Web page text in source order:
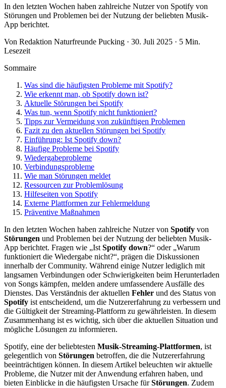
In den letzten Wochen haben zahlreiche Nutzer von Spotify von
Störungen und Problemen bei der Nutzung der beliebten Musik-
App berichtet.
Von Redaktion Naturfreunde Pucking · 30. Juli 2025 · 5 Min.
Lesezeit
Sommaire
Was sind die häufigsten Probleme mit Spotify?
Wie erkennt man, ob Spotify down ist?
Aktuelle Störungen bei Spotify
Was tun, wenn Spotify nicht funktioniert?
Tipps zur Vermeidung von zukünftigen Problemen
Fazit zu den aktuellen Störungen bei Spotify
Einführung: Ist Spotify down?
Häufige Probleme bei Spotify
Wiedergabeprobleme
Verbindungsprobleme
Wie man Störungen meldet
Ressourcen zur Problemlösung
Hilfeseiten von Spotify
Externe Plattformen zur Fehlermeldung
Präventive Maßnahmen
In den letzten Wochen haben zahlreiche Nutzer von Spotify von
Störungen und Problemen bei der Nutzung der beliebten Musik-
App berichtet. Fragen wie „Ist Spotify down?“ oder „Warum
funktioniert die Wiedergabe nicht?“, prägen die Diskussionen
innerhalb der Community. Während einige Nutzer lediglich mit
langsamen Verbindungen oder Schwierigkeiten beim Herunterladen
von Songs kämpfen, melden andere umfassendere Ausfälle des
Dienstes. Das Verständnis der aktuellen Fehler und des Status von
Spotify ist entscheidend, um die Nutzererfahrung zu verbessern und
die Gültigkeit der Streaming-Plattform zu gewährleisten. In diesem
Zusammenhang ist es wichtig, sich über die aktuellen Situation und
mögliche Lösungen zu informieren.
Spotify, eine der beliebtesten Musik-Streaming-Plattformen, ist
gelegentlich von Störungen betroffen, die die Nutzererfahrung
beeinträchtigen können. In diesem Artikel beleuchten wir aktuelle
Probleme, die Nutzer mit der Anwendung erfahren haben, und
bieten Einblicke in die häufigsten Ursache fürStörungen. Zudem